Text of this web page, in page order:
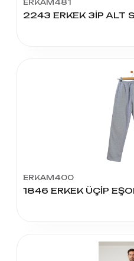
ERKAM481
2243 ERKEK 3İP ALT
ERKAM400